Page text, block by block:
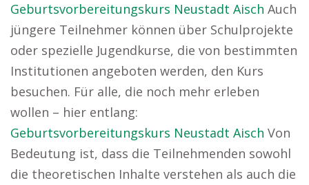
Geburtsvorbereitungskurs Neustadt Aisch Auch
jüngere Teilnehmer können über Schulprojekte
oder spezielle Jugendkurse, die von bestimmten
Institutionen angeboten werden, den Kurs
besuchen. Für alle, die noch mehr erleben
wollen – hier entlang:
Geburtsvorbereitungskurs Neustadt Aisch Von
Bedeutung ist, dass die Teilnehmenden sowohl
die theoretischen Inhalte verstehen als auch die